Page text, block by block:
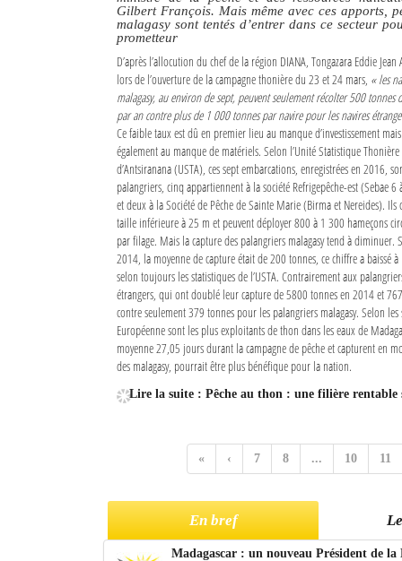
Gilbert François. Mais même avec ces apports,
malagasy sont tentés d’entrer dans ce secteur
prometteur
D’après l’allocution du chef de la région DIANA, Tongazara Eddie Jean
lors de l’ouverture de la campagne thonière du 23 et 24 mars, « les
malagasy, au environ de sept, peuvent seulement récolter 500 tonnes
par an contre plus de 1 000 tonnes par navire pour les navires
Ce faible taux est dû en premier lieu au manque d’investissement mais
également au manque de matériels. Selon l’Unité Statistique Thonière
d’Antsiranana (USTA), ces sept embarcations, enregistrées en 2016,
palangriers, cinq appartiennent à la société Refrigepêche-est (Sebae 6
et deux à la Société de Pêche de Sainte Marie (Birma et Nereides). Ils
taille inférieure à 25 m et peuvent déployer 800 à 1 300 hameçons
par filage. Mais la capture des palangriers malagasy tend à diminuer.
2014, la moyenne de capture était de 200 tonnes, ce chiffre a baissé
selon toujours les statistiques de l’USTA. Contrairement aux
étrangers, qui ont doublé leur capture de 5800 tonnes en 2014 et
contre seulement 379 tonnes pour les palangriers malagasy. Selon
Européenne sont les plus exploitants de thon dans les eaux de
moyenne 27,05 jours durant la campagne de pêche et capturent en
des malagasy, pourrait être plus bénéfique pour la nation.
Lire la suite : Pêche au thon : une filière rentable
« ‹ 7 8 ... 10 11
En bref
Madagascar : un nouveau Président de